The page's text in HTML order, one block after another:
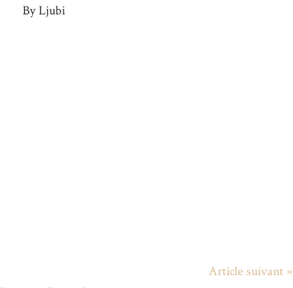
By Ljubi
Article suivant »